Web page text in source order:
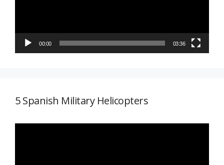
00:00 03:36
5 Spanish Military Helicopters